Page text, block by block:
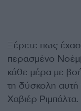
Ξέρετε πως
περασμένο
κάθε μέρα με
τη δύσκολη αυτή
Χαβιέρ Ριμπάλτα.